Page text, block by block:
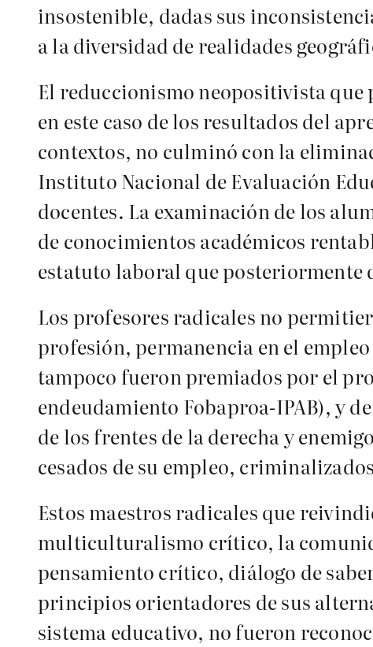
insostenible, dadas sus
a la diversidad de realidades
El reduccionismo neopositivista
en este caso de los resultados del
contextos, no culminó con la
Instituto Nacional de Evaluación
docentes. La examinación de los
de conocimientos académicos
estatuto laboral que posteriormente
Los profesores radicales no
profesión, permanencia en el
tampoco fueron premiados por el
endeudamiento Fobaproa-IPAB), y
de los frentes de la derecha y
cesados de su empleo,
Estos maestros radicales que
multiculturalismo crítico, la
pensamiento crítico, diálogo de
principios orientadores de sus
sistema educativo, no fueron